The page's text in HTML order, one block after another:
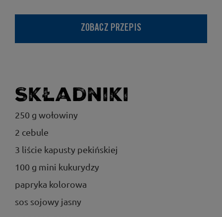
ZOBACZ PRZEPIS
Składniki
250 g wołowiny
2 cebule
3 liście kapusty pekińskiej
100 g mini kukurydzy
papryka kolorowa
sos sojowy jasny